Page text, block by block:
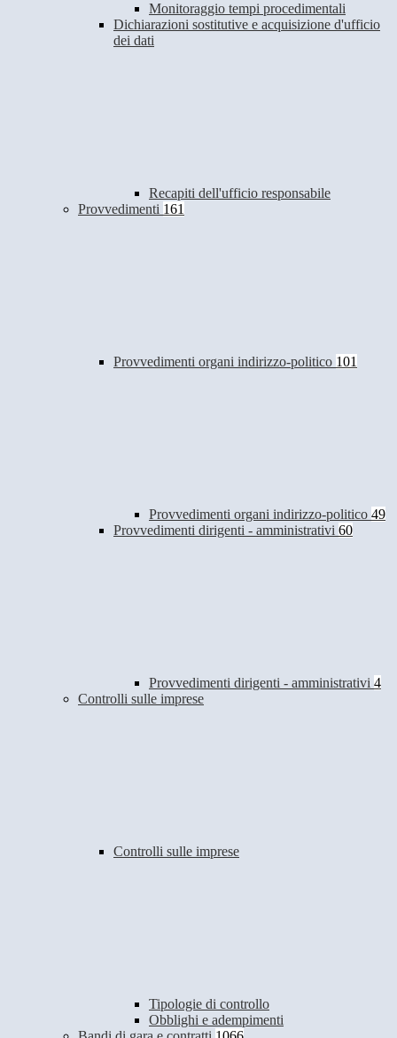
Monitoraggio tempi procedimentali
Dichiarazioni sostitutive e acquisizione d'ufficio
dei dati
Recapiti dell'ufficio responsabile
Provvedimenti 161
Provvedimenti organi indirizzo-politico 101
Provvedimenti organi indirizzo-politico 49
Provvedimenti dirigenti - amministrativi 60
Provvedimenti dirigenti - amministrativi 4
Controlli sulle imprese
Controlli sulle imprese
Tipologie di controllo
Obblighi e adempimenti